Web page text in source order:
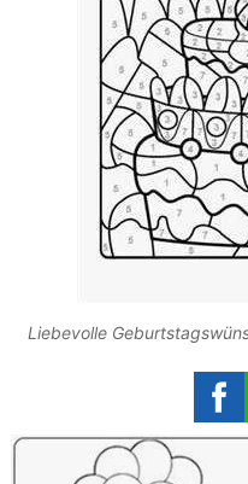
Liebevolle